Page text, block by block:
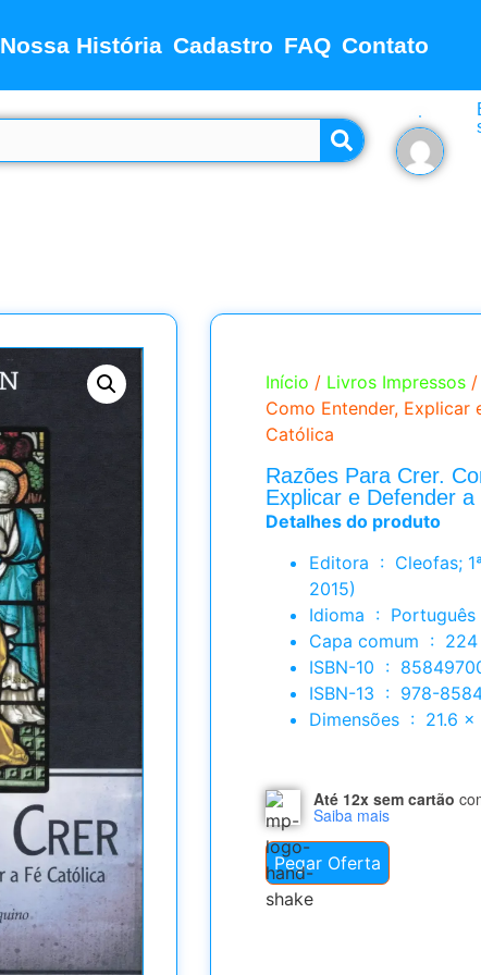
Nossa História Cadastro FAQ Contato
Início / Livros Impressos/
Como Entender, Explicar
Católica
Razões Para Crer.
Explicar e Defender a
Detalhes do produto
Editora ‏ : ‎ Cleofas; 1ª edição (1 janeiro
2015)
Idioma ‏ : ‎ Português
Capa
ISBN-10 ‏ :
ISBN-13 ‏ :
Dimensões
Até 12x sem cartão
Saiba mais
Pegar Oferta